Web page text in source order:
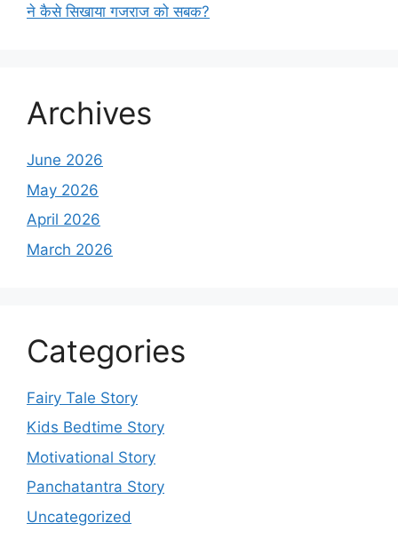
ने कैसे सिखाया गजराज को सबक?
Archives
June 2026
May 2026
April 2026
March 2026
Categories
Fairy Tale Story
Kids Bedtime Story
Motivational Story
Panchatantra Story
Uncategorized